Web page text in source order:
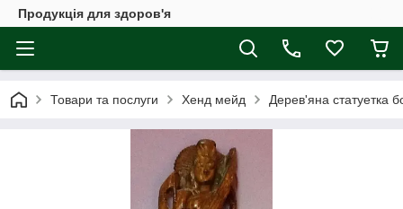
Продукція для здоров'я
Товари та послуги Хенд мейд Дерев'яна статуетка